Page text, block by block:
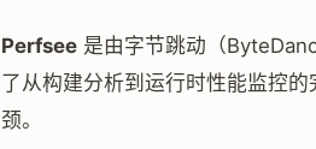
Perfsee 是由字节跳动（
了从构建分析到运行时性能监控
颈。